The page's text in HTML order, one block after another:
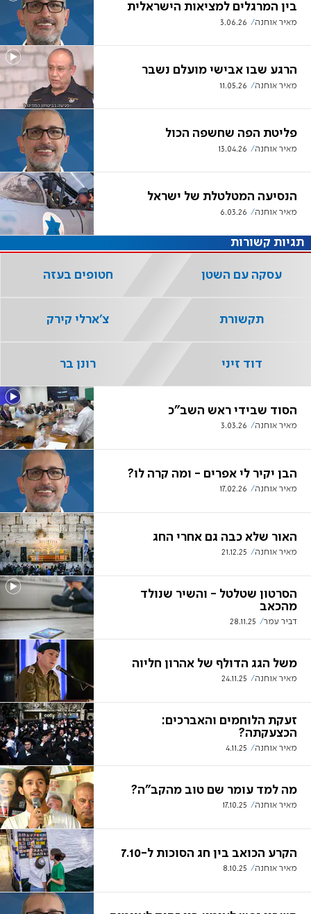
בין המרגלים למציאות הישראלית
מאיר אוחנה 3.06.26
הרגע שבו אבישי מועלם נשבר
מאיר אוחנה 11.05.26
פליטת הפה שחשפה הכול
מאיר אוחנה 13.04.26
הנסיעה המטלטלת של ישראל
מאיר אוחנה 6.03.26
הסוד שבידי ראש השב"כ
מאיר אוחנה 3.03.26
הבן יקיר לי אפרים - ומה קרה לו?
מאיר אוחנה 17.02.26
האור שלא כבה גם אחרי החג
מאיר אוחנה 21.12.25
הסרטון שטלטל - והשיר שנולד
מהכאב
דביר עמר 28.11.25
משל הגג הדולף של אהרון חליוה
מאיר אוחנה 24.11.25
זעקת הלוחמים והאברכים:
הכצעקתה?
מאיר אוחנה 4.11.25
מה למד עומר שם טוב מהקב"ה?
מאיר אוחנה 17.10.25
הקרע הכואב בין חג הסוכות ל-7.10
מאיר אוחנה 8.10.25
תגיות קשורות
עסקה עם השטן חטופים בעזה
תקשורת צ'ארלי קירק
דוד זיני רונן בר